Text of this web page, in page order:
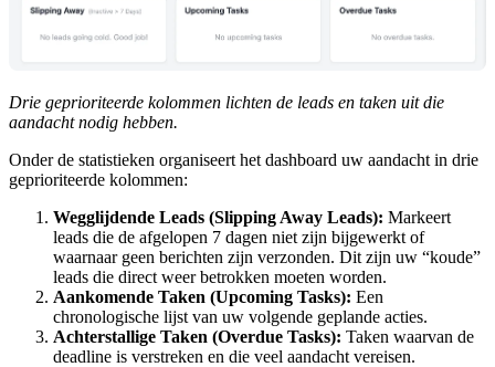
Drie geprioriteerde kolommen lichten de leads en taken uit die
aandacht nodig hebben.
Onder de statistieken organiseert het dashboard uw aandacht in drie
geprioriteerde kolommen:
Wegglijdende Leads (Slipping Away Leads): Markeert
leads die de afgelopen 7 dagen niet zijn bijgewerkt of
waarnaar geen berichten zijn verzonden. Dit zijn uw “koude”
leads die direct weer betrokken moeten worden.
Aankomende Taken (Upcoming Tasks): Een
chronologische lijst van uw volgende geplande acties.
Achterstallige Taken (Overdue Tasks): Taken waarvan de
deadline is verstreken en die veel aandacht vereisen.